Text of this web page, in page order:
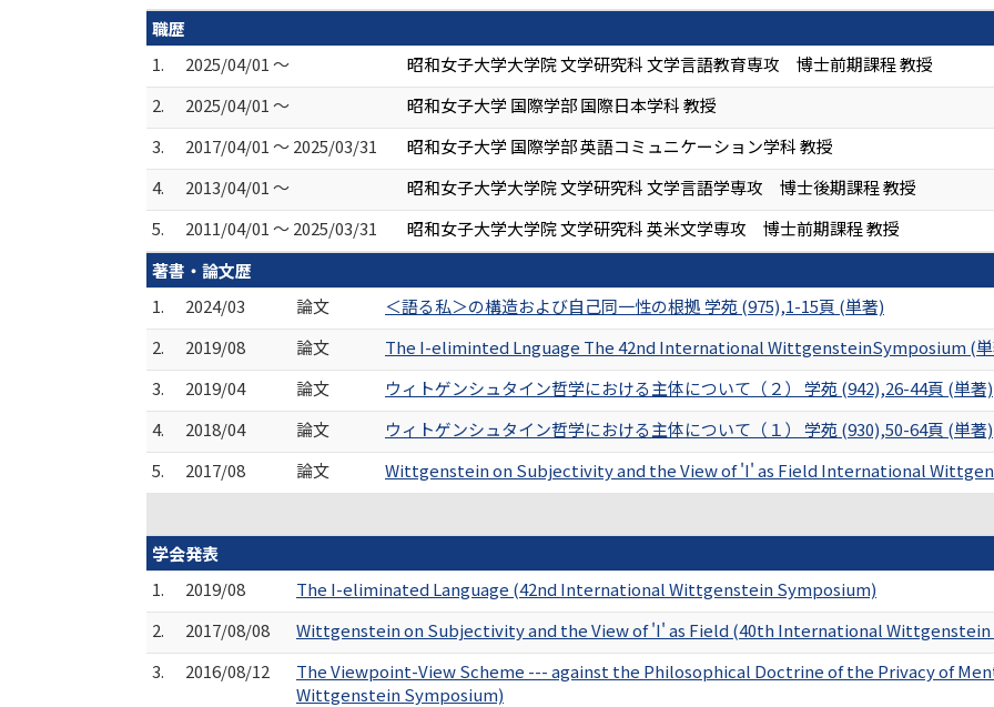
職歴
1.
2025/04/01 ～
昭和女子大学大学院 文学研究科 文学言語教育専攻 博士前期課程 教授
2.
2025/04/01 ～
昭和女子大学 国際学部 国際日本学科 教授
3.
2017/04/01 ～ 2025/03/31
昭和女子大学 国際学部 英語コミュニケーション学科 教授
4.
2013/04/01 ～
昭和女子大学大学院 文学研究科 文学言語学専攻 博士後期課程 教授
5.
2011/04/01 ～ 2025/03/31
昭和女子大学大学院 文学研究科 英米文学専攻 博士前期課程 教授
著書・論文歴
1.
2024/03 論文
＜語る私＞の構造および自己同一性の根拠 学苑 (975),1-15頁 (単著)
2.
2019/08 論文
The I-eliminted Lnguage The 42nd International WittgensteinSymposium (
3.
2019/04 論文
ウィトゲンシュタイン哲学における主体について（２） 学苑 (942),26-44頁 (単著)
4.
2018/04 論文
ウィトゲンシュタイン哲学における主体について（１） 学苑 (930),50-64頁 (単著)
5.
2017/08 論文 Wittgenstein on Subjectivity and the View of 'I' as Field International
学会発表
1.
2019/08
The I-eliminated Language (42nd International Wittgenstein Symposium)
2.
2017/08/08
Wittgenstein on Subjectivity and the View of 'I' as Field (40th International
3.
2016/08/12
The Viewpoint-View Scheme --- against the Philosophical Doctrine of the Privacy of
Wittgenstein Symposium)